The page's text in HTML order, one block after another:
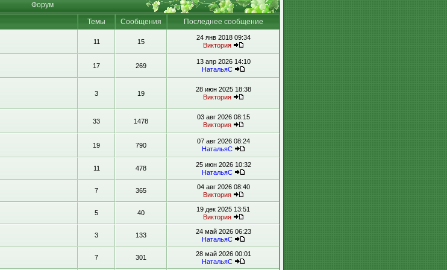
Форум
Темы Сообщения
Последнее сообщение
11 15
24 янв 2018 09:34
Виктория
17 269
13 апр 2026 14:10
НатальяС
3 19
28 июн 2025 18:38
Виктория
33 1478
03 авг 2026 08:15
Виктория
19 790
07 авг 2026 08:24
НатальяС
11 478
25 июн 2026 10:32
НатальяС
7 365
04 авг 2026 08:40
Виктория
5 40
19 дек 2025 13:51
Виктория
3 133
24 май 2026 06:23
НатальяС
7 301
28 май 2026 00:01
НатальяС